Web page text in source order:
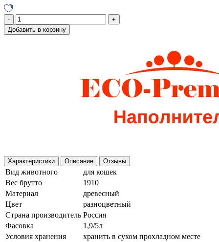
Добавить в корзину
Характеристики Описание Отзывы
Вид животного
для кошек
Вес брутто
1910
Материал
древесный
Цвет
разноцветный
Страна производитель Россия
Фасовка
1,9/5л
Условия хранения
хранить в сухом прохладном месте